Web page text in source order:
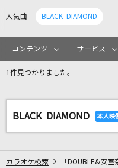
カラ
リアルタイム
酒井法子
人気曲 BLACK DIAMOND
コンテンツ サービス
1件見つかりました。
BLACK DIAMOND
カラオケ検索 「DOUBLE&安